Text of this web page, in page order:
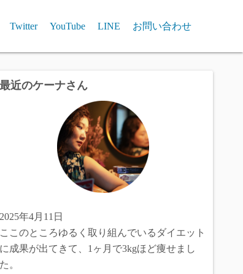
Twitter YouTube LINE お問い合わせ
最近のケーナさん
2025年4月11日
ここのところゆるく取り組んでいるダイエット
に成果が出てきて、1ヶ月で3kgほど痩せまし
た。